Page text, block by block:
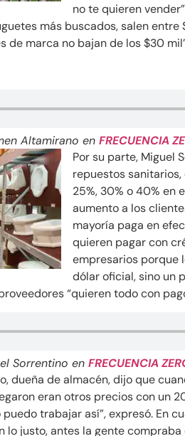
no te quieren
más buscados, salen
de marca no bajan de los $30
Altamirano en FRECUENCIA
Por su parte, Miguel
repuestos
25%, 30% o 40% en
aumento a los
mayoría paga en
quieren pagar con
empresarios porque
dólar oficial, sino un
“quieren todo con
Sorrentino en FRECUENCIA
dueña de almacén, dijo que
eran otros precios con un
trabajar así”, expresó. En
lo justo, antes la gente